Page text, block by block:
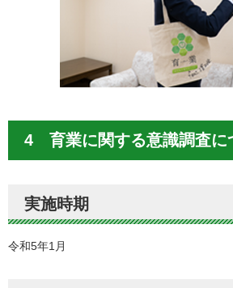
4 育業に関する意識調査に
実施時期
令和5年1月